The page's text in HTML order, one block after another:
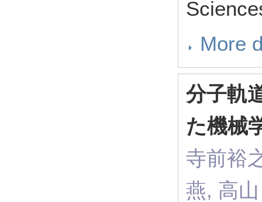
More
分子軌
た機械
寺前裕
燕, 高